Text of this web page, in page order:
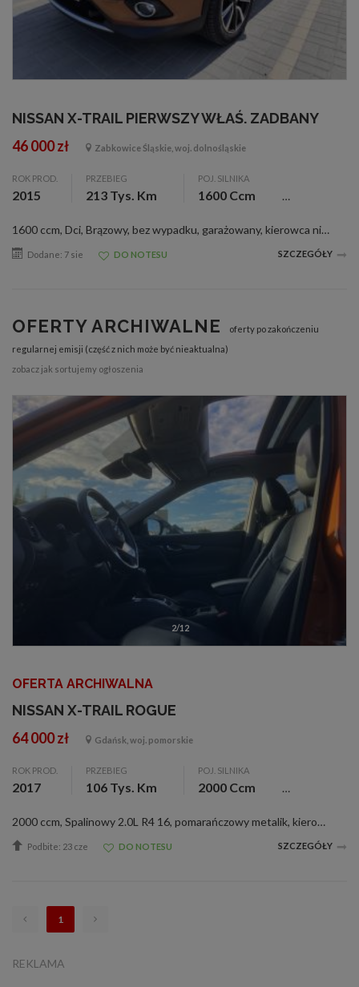
NISSAN X-TRAIL PIERWSZY WŁAŚ. ZADBANY
46 000 zł Zabkowice Śląskie, woj. dolnośląskie
ROK PROD.
2015
PRZEBIEG
213 Tys. Km
POJ. SILNIKA
1600 Ccm
1600 ccm, Dci, Brązowy, bez wypadku, garażowany, kierowca niepalący, kpl. dokumentacja, kupiony w kraju, I właściciel, zarejestr., 4x4, ABS, alarm, alum. felgi, asystent park., c. zamek, czujnik deszczu, el. otw. szyby, el. reg. lusterka, ESP, imm...
Dodane: 7 sie DO NOTESU SZCZEGÓŁY
OFERTY ARCHIWALNE
oferty po zakończeniu
regularnej emisji (część z nich może być nieaktualna)
zobacz jak sortujemy ogłoszenia
2/12
OFERTA ARCHIWALNA
NISSAN X-TRAIL ROGUE
64 000 zł Gdańsk, woj. pomorskie
ROK PROD.
2017
PRZEBIEG
106 Tys. Km
POJ. SILNIKA
2000 Ccm
2000 ccm, Spalinowy 2.0L R4 16, pomarańczowy metalik, kierowca niepalący, serwisowany, sprowadzony, zarejestr., 4x4, ABS, alum. felgi, aut. skrzynia bieg., c. zamek, czujnik deszczu, el. otw. szyby, ESP, klimatyzacja, komputer pokł., nawigacja, pod....
Podbite: 23 cze DO NOTESU SZCZEGÓŁY
1
REKLAMA